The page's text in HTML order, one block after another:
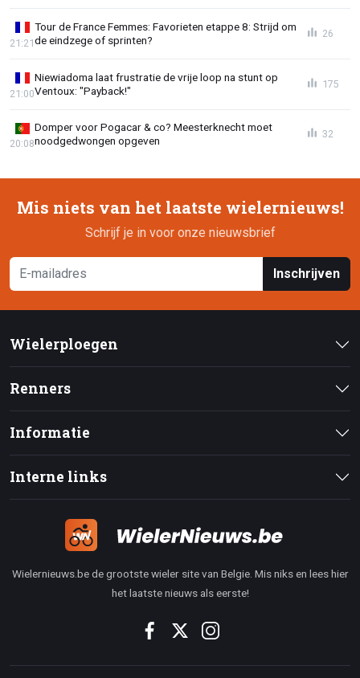
Tour de France Femmes: Favorieten etappe 8: Strijd om
de eindzege of sprinten?
21:21
26
Niewiadoma laat frustratie de vrije loop na stunt op
Ventoux: "Payback!"
21:00
175
Domper voor Pogacar & co? Meesterknecht moet
noodgedwongen opgeven
20:08
32
Mis niets van het laatste wielernieuws!
Schrijf je in voor onze nieuwsbrief
Inschrijven
Wielerploegen
Renners
Informatie
Interne links
Wielernieuws.be de grootste wieler site van Belgie. Mis niks en lees hier
het laatste nieuws als eerste!